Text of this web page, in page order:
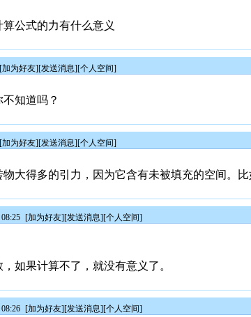
公式的力有什么意义
[加为好友][发送消息][个人空间]
知道吗？
[加为好友][发送消息][个人空间]
大得多的引力，因为它含有未被填充的空间。比
[加为好友][发送消息][个人空间]
如果计算不了，就没有意义了。
[加为好友][发送消息][个人空间]